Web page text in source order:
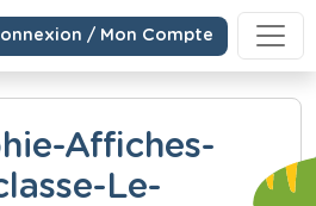
/ Mon Compte
Affiches-
Le-